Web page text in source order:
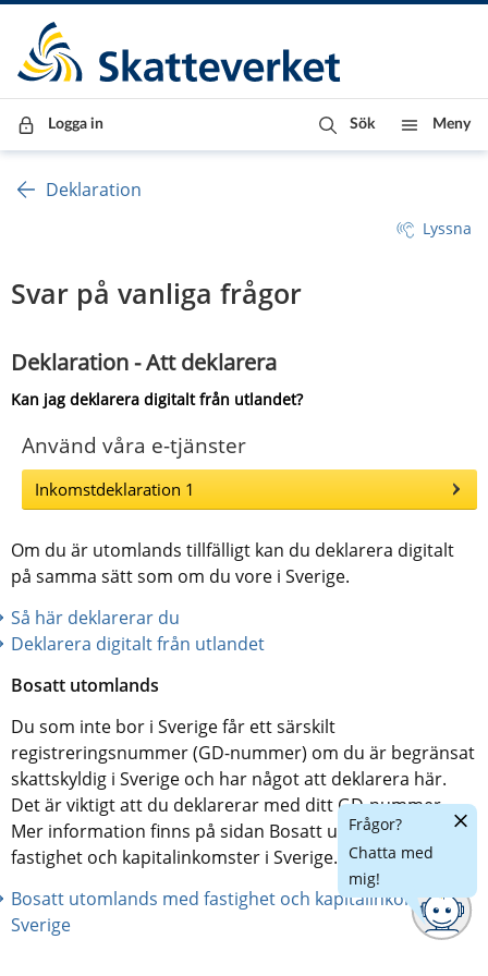
Till innehåll
Till navigationen
Till chattrobot
Logga in Sök Meny
Deklaration
Lyssna
Svar på vanliga frågor
Deklaration - Att deklarera
Kan jag deklarera digitalt från utlandet?
Använd våra e-tjänster
Inkomstdeklaration 1
Om du är utomlands tillfälligt kan du deklarera digitalt
på samma sätt som om du vore i Sverige.
Så här deklarerar du
Deklarera digitalt från utlandet
Bosatt utomlands
Du som inte bor i Sverige får ett särskilt
registreringsnummer (GD-nummer) om du är begränsat
skattskyldig i Sverige och har något att deklarera här.
Det är viktigt att du deklarerar med ditt GD-nummer.
Mer information finns på sidan Bosatt utomlands med
fastighet och kapitalinkomster i Sverige.
Bosatt utomlands med fastighet och kapitalinkomster i
Sverige
Frågor?
Chatta med
mig!
Dölj